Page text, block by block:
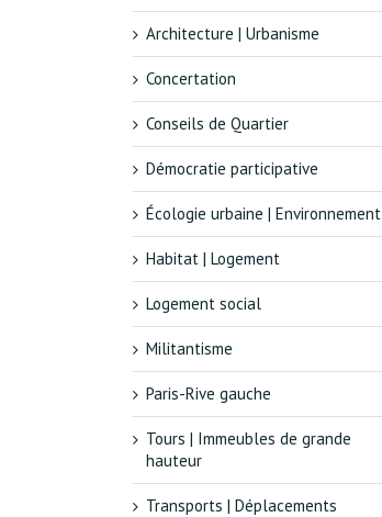
Architecture | Urbanisme
Concertation
Conseils de Quartier
Démocratie participative
Écologie urbaine | Environnement
Habitat | Logement
Logement social
Militantisme
Paris-Rive gauche
Tours | Immeubles de grande
hauteur
Transports | Déplacements